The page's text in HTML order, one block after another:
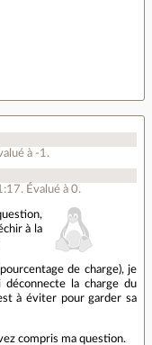
à -1.
. Évalué à0.
à la
de charge), je
la charge du
à éviter pour garder sa
compris ma question.